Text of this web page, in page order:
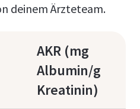
deinem Ärzteteam.
AKR (mg
Albumin/g
Kreatinin)